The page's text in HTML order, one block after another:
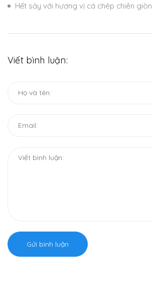
Hết sảy với hương vị cá chép chiên giòn
Viết bình luận:
Gửi bình luận